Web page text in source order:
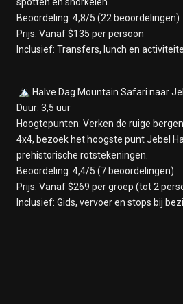
Beoordeling: 4,8/5 (22 beoordelingen)
Prijs: Vanaf $135 per persoon
Inclusief: Transfers, lunch en
🏔️ Halve Dag Mountain Safari naar
Duur: 3,5 uur
Hoogtepunten: Verken de ruige
4x4, bezoek het hoogste punt Jebel
prehistorische rotstekeningen.
Beoordeling: 4,4/5 (7 beoordelingen)
Prijs: Vanaf $269 per groep (tot 2
Inclusief: Gids, vervoer en stops bij